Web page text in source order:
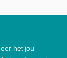
het jou